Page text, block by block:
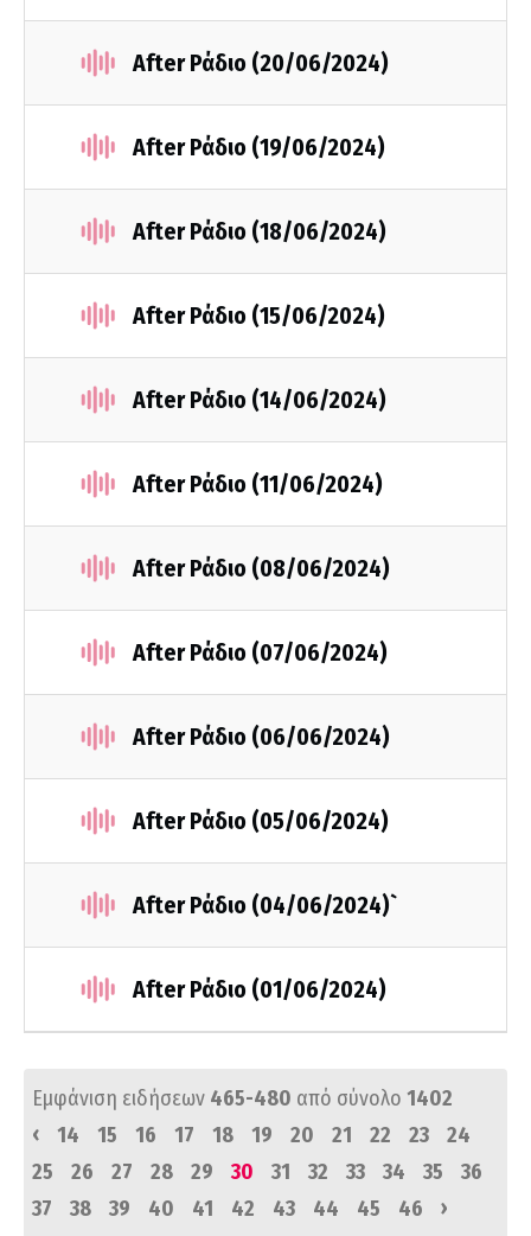
After Ράδιο (20/06/2024)
After Ράδιο (19/06/2024)
After Ράδιο (18/06/2024)
After Ράδιο (15/06/2024)
After Ράδιο (14/06/2024)
After Ράδιο (11/06/2024)
After Ράδιο (08/06/2024)
After Ράδιο (07/06/2024)
After Ράδιο (06/06/2024)
After Ράδιο (05/06/2024)
After Ράδιο (04/06/2024)`
After Ράδιο (01/06/2024)
Εμφάνιση ειδήσεων 465-480 από σύνολο 1402
‹
14 15 16 17 18 19 20 21 22 23
24
25
26 27 28 29 30 31 32 33 34 35
36
37
38 39 40 41 42 43 44 45 46 ›